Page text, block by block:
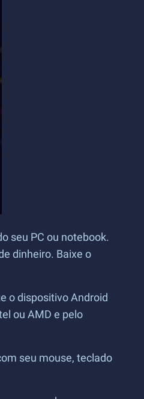
seu PC ou notebook.
dinheiro. Baixe o
o dispositivo Android
ou AMD e pelo
seu mouse, teclado